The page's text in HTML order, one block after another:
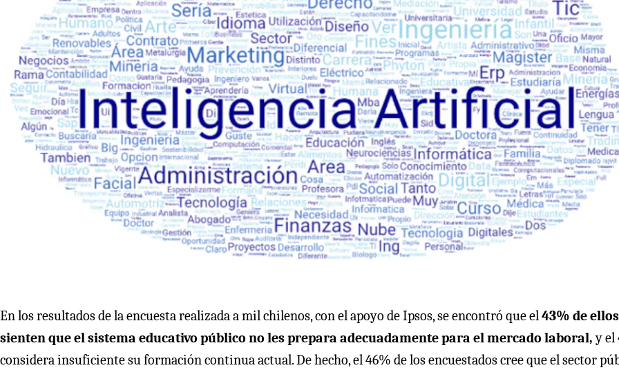
En los resultados de la encuesta realizada a mil chilenos, con el apoyo de Ipsos, se encontró que el43% de ellos
sienten que el sistema educativo público no les prepara adecuadamente para el mercado laboral,y el
considera insuficiente su formación continua actual. De hecho, el 46% de los encuestados cree que el sector